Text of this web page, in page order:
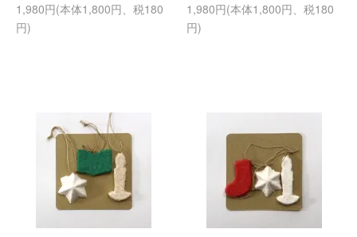
1,980円(本体1,800円、税180
円)
1,980円(本体1,800円、税180
円)